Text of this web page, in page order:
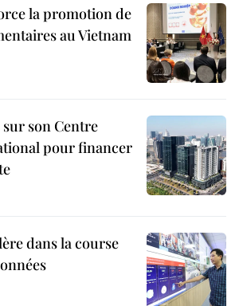
la promotion de
au Vietnam
son Centre
pour financer
dans la course